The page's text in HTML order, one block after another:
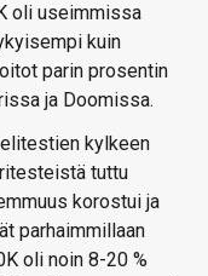
oli useimmissa
kuin
parin prosentin
ja Doomissa.
kylkeen
tuttu
korostui ja
parhaimmillaan
oli noin 8-20 %